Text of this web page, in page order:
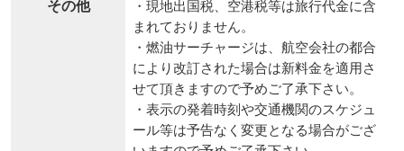
その他
・現地出国税、空港税等は旅行代金に含
まれておりません。
・燃油サーチャージは、航空会社の都合
により改訂された場合は新料金を適用さ
せて頂きますので予めご了承下さい。
・表示の発着時刻や交通機関のスケジュ
ール等は予告なく変更となる場合がござ